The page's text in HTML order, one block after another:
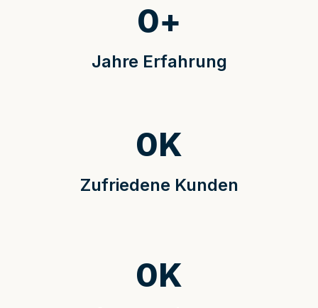
Jahre Erfahrung
0+
Zufriedene Kunden
0K
0K